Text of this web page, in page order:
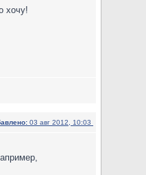
хочу!
03 авг 2012, 10:03